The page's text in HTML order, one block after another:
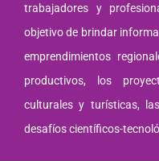
trabajadores y
objetivo de brindar
emprendimientos
productivos, los
culturales y turísticas,
desafíos científicos-